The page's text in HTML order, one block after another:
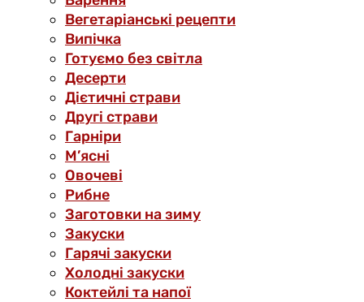
Вегетаріанські рецепти
Випічка
Готуємо без світла
Десерти
Дієтичні страви
Другі страви
Гарніри
М’ясні
Овочеві
Рибне
Заготовки на зиму
Закуски
Гарячі закуски
Холодні закуски
Коктейлі та напої